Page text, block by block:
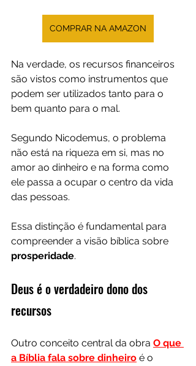
COMPRAR NA AMAZON
Na verdade, os recursos financeiros
são vistos como instrumentos que
podem ser utilizados tanto para o
bem quanto para o mal.
Segundo Nicodemus, o problema
não está na riqueza em si, mas no
amor ao dinheiro e na forma como
ele passa a ocupar o centro da vida
das pessoas.
Essa distinção é fundamental para
compreender a visão bíblica sobre
prosperidade.
Deus é o verdadeiro dono dos
recursos
Outro conceito central da obra O que
a Bíblia fala sobre dinheiro é o